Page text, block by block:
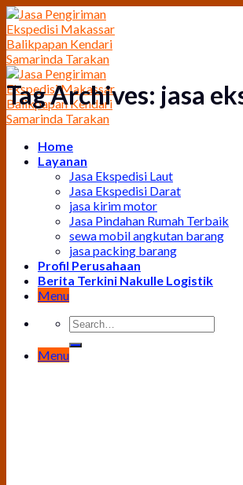
Skip
to
content
Home
Layanan
Jasa Ekspedisi Laut
Jasa Ekspedisi Darat
jasa kirim motor
Jasa Pindahan Rumah Terbaik
sewa mobil angkutan barang
jasa packing barang
Profil Perusahaan
Berita Terkini Nakulle Logistik
Menu
Menu
Tag Archives: jasa